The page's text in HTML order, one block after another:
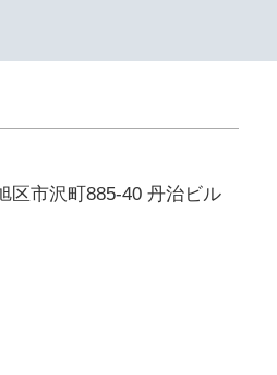
区市沢町885-40 丹治ビル